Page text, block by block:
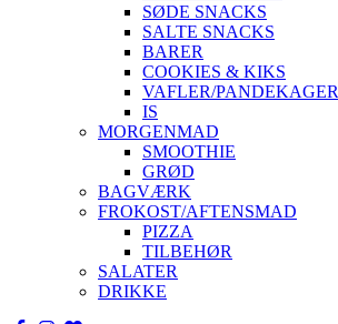
SØDE SNACKS
SALTE SNACKS
BARER
COOKIES & KIKS
VAFLER/PANDEKAGER
IS
MORGENMAD
SMOOTHIE
GRØD
BAGVÆRK
FROKOST/AFTENSMAD
PIZZA
TILBEHØR
SALATER
DRIKKE